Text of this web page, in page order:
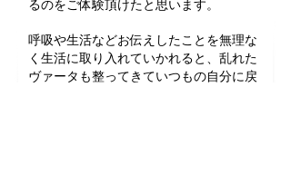
るのをご体験頂けたと思います。
呼吸や生活などお伝えしたことを無理な
く生活に取り入れていかれると、乱れた
ヴァータも整ってきていつもの自分に戻